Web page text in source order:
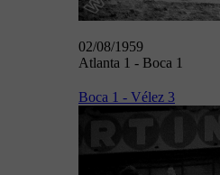
02/08/1959
Atlanta 1 - Boca 1
Boca 1 - Vélez 3